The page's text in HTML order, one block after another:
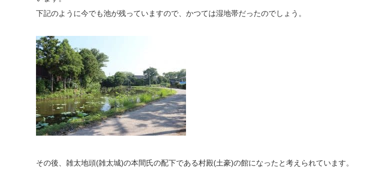
下記のように今でも池が残っていますので、かつては湿地帯だったのでしょう。
その後、雑太地頭(雑太城)の本間氏の配下である村殿(土豪)の館になったと考えられています。